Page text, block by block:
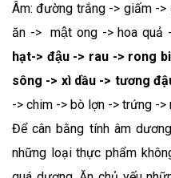
Âm: đường trắng -> giấm -
ăn -> mật ong -> hoa quả
hạt-> đậu -> rau -> rong
sông -> xì dầu -> tương
-> chim -> bò lợn -> trứng ->
Để cân bằng tính âm
những loại thực phẩm